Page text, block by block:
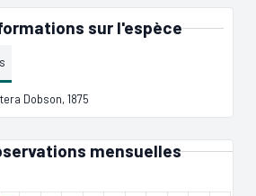
sur l'espèce
Dobson, 1875
mensuelles